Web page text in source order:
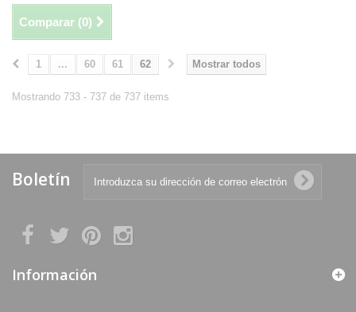
Comparar (0)
Mostrar todos
1 ... 60 61 62
Mostrando 733 - 737 de 737 items
Boletín
Información